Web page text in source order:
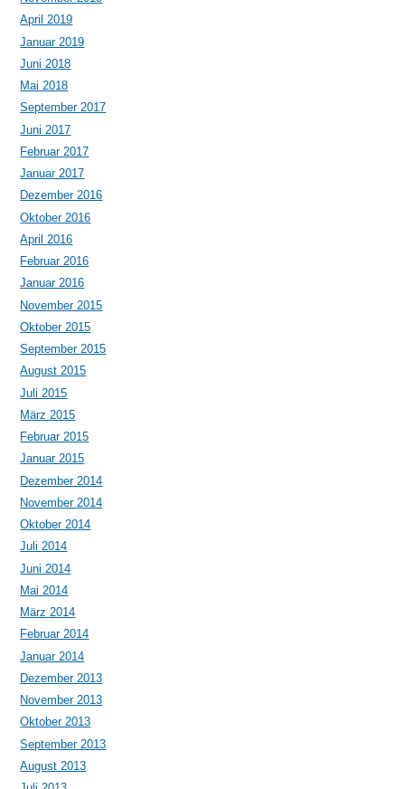
April 2019
Januar 2019
Juni 2018
Mai 2018
September 2017
Juni 2017
Februar 2017
Januar 2017
Dezember 2016
Oktober 2016
April 2016
Februar 2016
Januar 2016
November 2015
Oktober 2015
September 2015
August 2015
Juli 2015
März 2015
Februar 2015
Januar 2015
Dezember 2014
November 2014
Oktober 2014
Juli 2014
Juni 2014
Mai 2014
März 2014
Februar 2014
Januar 2014
Dezember 2013
November 2013
Oktober 2013
September 2013
August 2013